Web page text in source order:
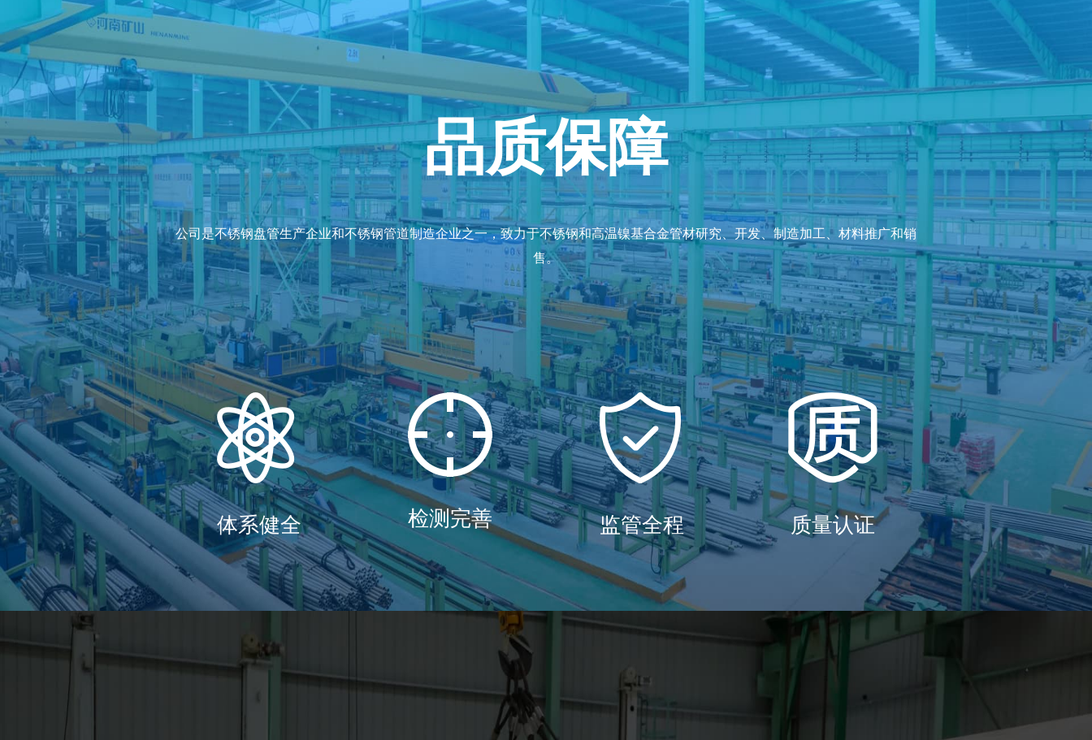
化学工程
化学工程除了包括传统化工制造（如石油精炼，金属材料，塑料合成，食品加工和催化
制造等），现代化工还囊括了生物工程，生物制药，以及相关的纳米技术。
Industry Application
行业应用
高端制造
高端制造产业是制造业价值链的高端环节，具有技术知识密集、附加值高、成长性好、
关联性强、带动性大等特点，如核心零部件和关键材料的制造。高端制造产业是一个国
家核心竞争力的重要标志，是战略性新兴产业的重要一环。
品质保障
公司是不锈钢盘管生产企业和不锈钢管道制造企业之一，致力于不锈钢和高温镍基合金管材研究、开发、制造加工、材料推广和销
售。
体系健全 检测完善 监管全程 质量认证